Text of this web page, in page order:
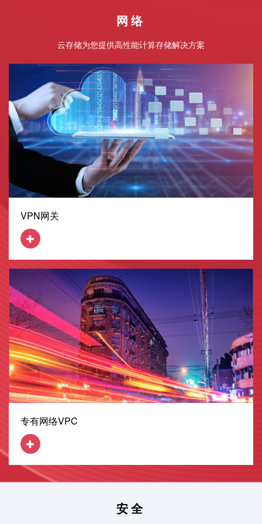
网络
云存储为您提供高性能计算存储解决方案
VPN网关
专有网络VPC
安全